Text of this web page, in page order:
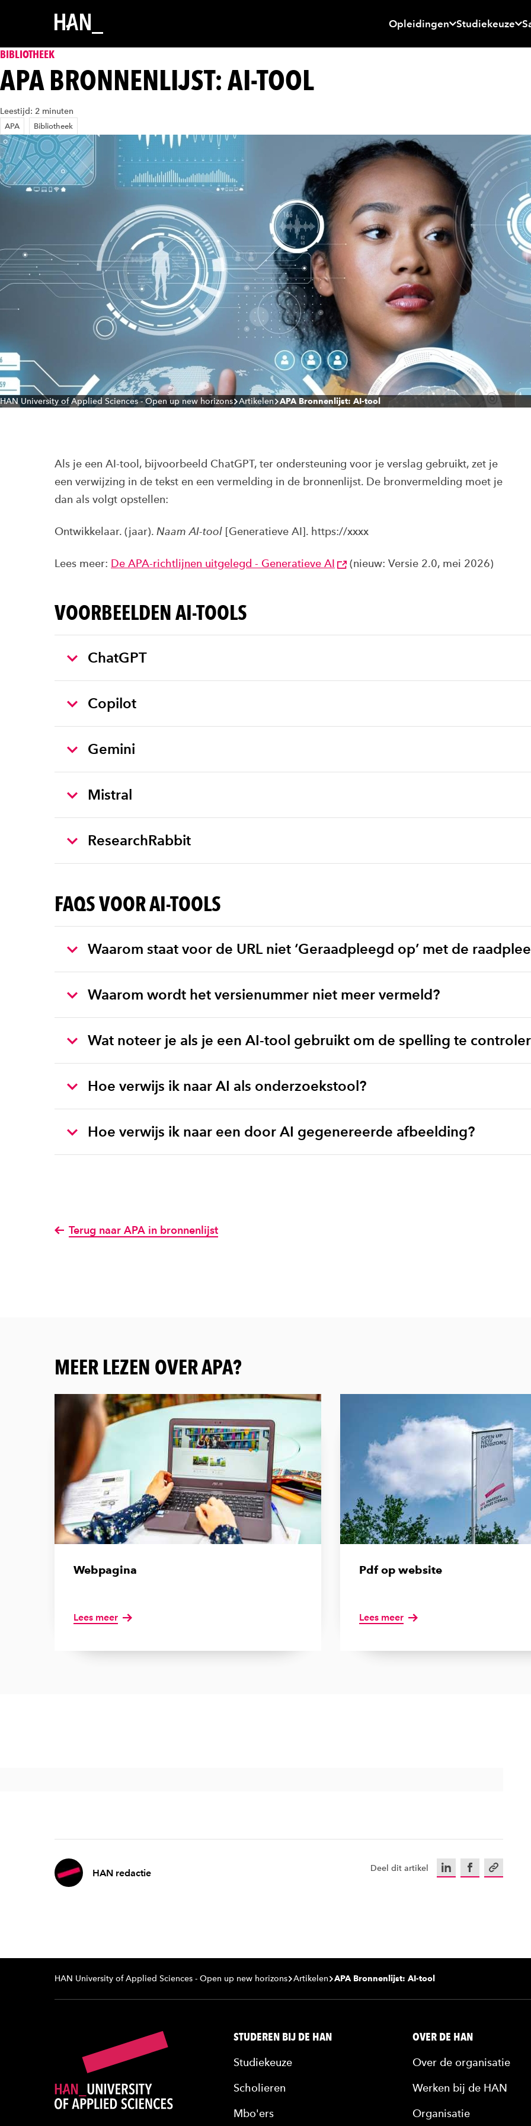
Opleidingen Studiekeuze
BIBLIOTHEEK
APA BRONNENLIJST: AI-TOOL
Leestijd: 2 minuten
APA Bibliotheek
HAN University of Applied Sciences - Open up new horizons Artikelen APA Bronnenlijst: AI-tool
Als je een AI-tool, bijvoorbeeld ChatGPT, ter ondersteuning voor je verslag gebruikt, zet je
een verwijzing in de tekst en een vermelding in de bronnenlijst. De bronvermelding moet je
dan als volgt opstellen:
Ontwikkelaar. (jaar). Naam AI-tool [Generatieve AI]. https://xxxx
Lees meer: De APA-richtlijnen uitgelegd - Generatieve AI (nieuw: Versie 2.0, mei 2026)
VOORBEELDEN AI-TOOLS
ChatGPT
Copilot
Gemini
Mistral
ResearchRabbit
FAQS VOOR AI-TOOLS
Waarom staat voor de URL niet ‘Geraadpleegd op’ met de
Waarom wordt het versienummer niet meer vermeld?
Wat noteer je als je een AI-tool gebruikt om de spelling te
Hoe verwijs ik naar AI als onderzoekstool?
Hoe verwijs ik naar een door AI gegenereerde afbeelding?
Terug naar APA in bronnenlijst
MEER LEZEN OVER APA?
Webpagina
Lees meer
Pdf op website
Lees meer
HAN redactie Deel dit artikel LinkedInFacebookKopieer url
HAN University of Applied Sciences - Open up new horizons Artikelen APA Bronnenlijst: AI-tool
STUDEREN BIJ DE HAN
Studiekeuze
Scholieren
Mbo'ers
OVER DE HAN
Over de organisatie
Werken bij de HAN
Organisatie